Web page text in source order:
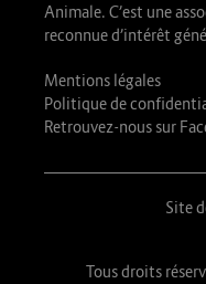
Animale. C’est une
reconnue d’intérêt
Mentions légales
Politique de
Retrouvez-nous sur
Site
Tous droits